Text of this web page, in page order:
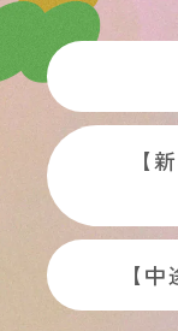
【
【